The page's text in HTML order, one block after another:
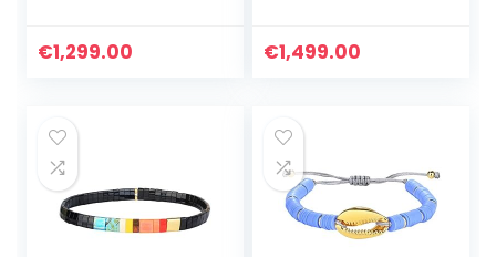
Charm D’amitié
€1,299.00
Perles Tila
€1,499.00